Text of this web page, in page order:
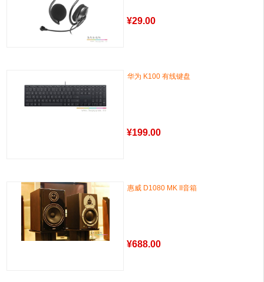
¥29.00
华为 K100 有线键盘
¥199.00
惠威 D1080 MK II音箱
¥688.00